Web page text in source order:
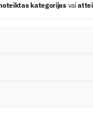
kategorijasvai